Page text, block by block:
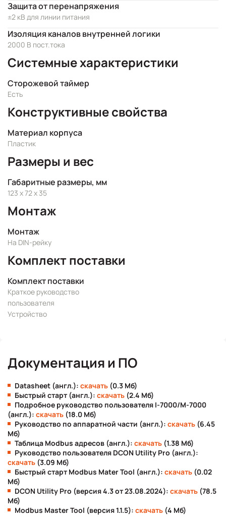
Защита от перенапряжения
±2 кВ для линии питания
Изоляция каналов внутренней логики
2000 В пост.тока
Системные характеристики
Сторожевой таймер
Есть
Конструктивные свойства
Материал корпуса
Пластик
Размеры и вес
Габаритные размеры, мм
123 x 72 x 35
Монтаж
Монтаж
На DIN-рейку
Комплект поставки
Комплект поставки
Краткое руководство
пользователя
Устройство
Документация и ПО
Datasheet (англ.): скачать (0.3 Мб)
Быстрый старт (англ.): скачать (2.4 Мб)
Подробное руководство пользователя I-7000/M-7000
(англ.): скачать (18.0 Мб)
Руководство по аппаратной части (англ.): скачать (6.45
Мб)
Таблица Modbus адресов (англ.): скачать (1.38 Мб)
Руководство пользователя DCON Utility Pro (англ.):
скачать (3.09 Мб)
Быстрый старт Modbus Mater Tool (англ.): скачать (0.02
Мб)
DCON Utility Pro (версия 4.3 от 23.08.2024): скачать (78.5
Мб)
Modbus Master Tool (версия 1.1.5): скачать (4 Мб)